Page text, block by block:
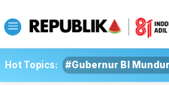
Hot Topics: #Gubernur BI Mundur